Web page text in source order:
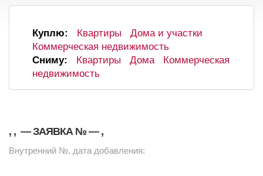
Куплю: Квартиры
Дома и участки
Коммерческая недвижимость
Сниму:
Квартиры Дома
Коммерческая
недвижимость
, , — ЗАЯВКА № — ,
Внутренний №, дата добавления: